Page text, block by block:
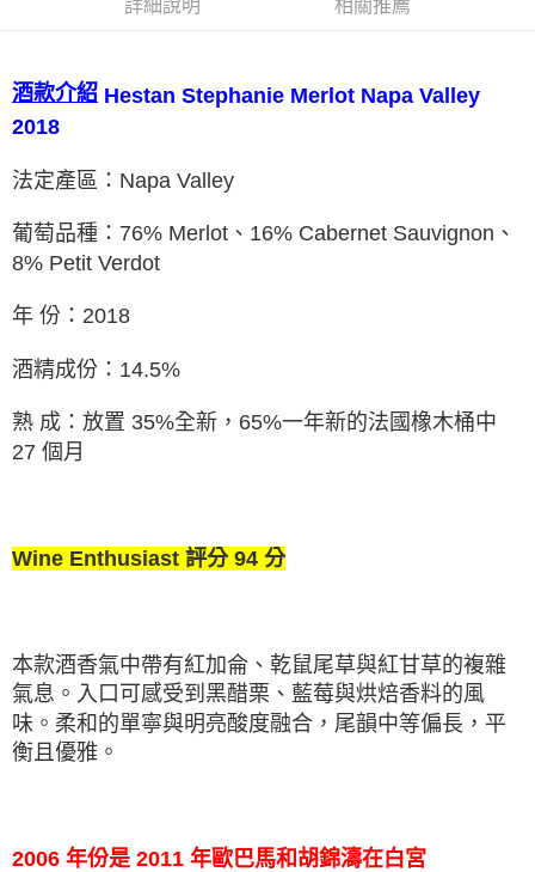
詳細說明 相關推薦
酒款介紹 Hestan Stephanie Merlot Napa Valley
2018
法定產區：Napa Valley
葡萄品種：76% Merlot、16% Cabernet Sauvignon、
8% Petit Verdot
年 份：2018
酒精成份：14.5%
熟 成：放置 35%全新，65%⼀年新的法國橡木桶中
27 個月
Wine Enthusiast 評分 94 分
本款酒香氣中帶有紅加侖、乾鼠尾草與紅甘草的複雜
氣息。入口可感受到黑醋栗、藍莓與烘焙香料的風
味。柔和的單寧與明亮酸度融合，尾韻中等偏⻑，平
衡且優雅。
2006 年份是 2011 年歐巴馬和胡錦濤在白宮